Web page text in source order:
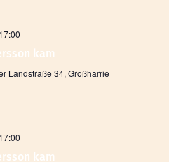
17:00
kam
Landstraße 34, Großharrie
17:00
kam